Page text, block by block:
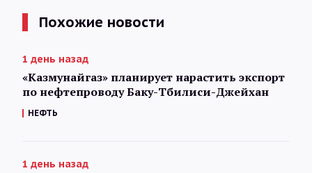
Похожие новости
1 день назад
«Казмунайгаз» планирует нарастить экспорт
по нефтепроводу Баку-Тбилиси-Джейхан
НЕФТЬ
1 день назад